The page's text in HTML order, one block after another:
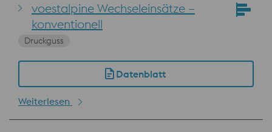
voestalpine Wechseleinsätze –
konventionell
Druckguss
Datenblatt
Weiterlesen